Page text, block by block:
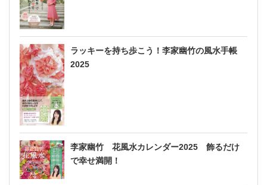
ラッキーを持ち歩こう！李家幽竹の風水手帳
2025
李家幽竹 花風水カレンダー2025 飾るだけ
で幸せ満開！